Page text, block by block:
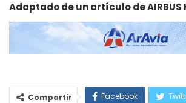
Adaptado de un artículo de AIRBUS
Compartir Facebook